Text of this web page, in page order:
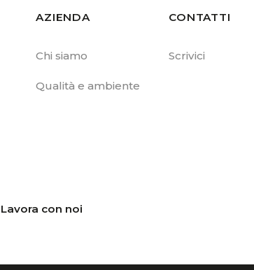
AZIENDA
Chi siamo
Qualità e ambiente
CONTATTI
Scrivici
Lavora con noi